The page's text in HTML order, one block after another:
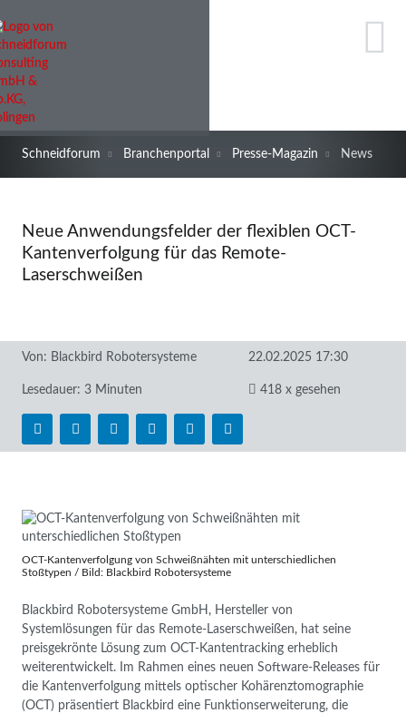
Schneidforum Branchenportal Presse-Magazin News
Neue Anwendungsfelder der flexiblen OCT-
Kantenverfolgung für das Remote-
Laserschweißen
Von: Blackbird Robotersysteme 22.02.2025 17:30
Lesedauer: 3 Minuten 418 x gesehen
OCT-Kantenverfolgung von Schweißnähten mit unterschiedlichen
Stoßtypen / Bild: Blackbird Robotersysteme
Blackbird Robotersysteme GmbH, Hersteller von
Systemlösungen für das Remote-Laserschweißen, hat seine
preisgekrönte Lösung zum OCT-Kantentracking erheblich
weiterentwickelt. Im Rahmen eines neuen Software-Releases für
die Kantenverfolgung mittels optischer Kohärenztomographie
(OCT) präsentiert Blackbird eine Funktionserweiterung, die